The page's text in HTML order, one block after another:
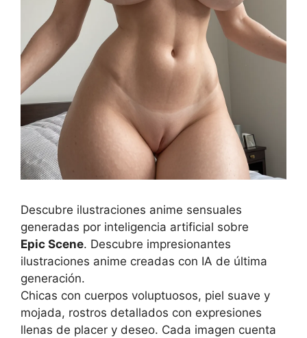
Descubre ilustraciones anime sensuales
generadas por inteligencia artificial sobre
Epic Scene. Descubre impresionantes
ilustraciones anime creadas con IA de última
generación.
Chicas con cuerpos voluptuosos, piel suave y
mojada, rostros detallados con expresiones
llenas de placer y deseo. Cada imagen cuenta